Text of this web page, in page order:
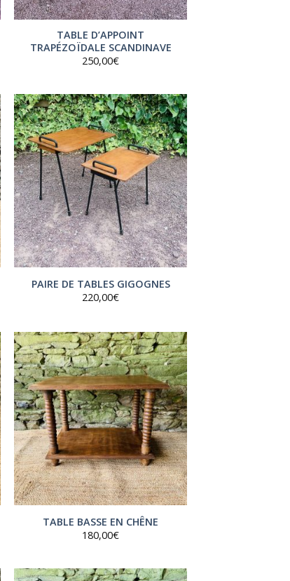
TABLE D’APPOINT
TRAPÉZOÏDALE SCANDINAVE
250,00€
PAIRE DE TABLES GIGOGNES
220,00€
TABLE BASSE EN CHÊNE
180,00€